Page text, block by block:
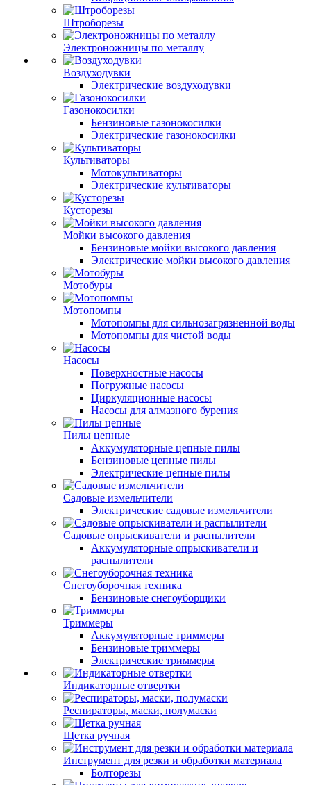
Штроборезы
Электроножницы по металлу
Воздуходувки
Электрические воздуходувки
Газонокосилки
Бензиновые газонокосилки
Электрические газонокосилки
Культиваторы
Мотокультиваторы
Электрические культиваторы
Кусторезы
Мойки высокого давления
Бензиновые мойки высокого давления
Электрические мойки высокого давления
Мотобуры
Мотопомпы
Мотопомпы для сильнозагрязненной воды
Мотопомпы для чистой воды
Насосы
Поверхностные насосы
Погружные насосы
Циркуляционные насосы
Насосы для алмазного бурения
Пилы цепные
Аккумуляторные цепные пилы
Бензиновые цепные пилы
Электрические цепные пилы
Садовые измельчители
Электрические садовые измельчители
Садовые опрыскиватели и распылители
Аккумуляторные опрыскиватели и
распылители
Снегоуборочная техника
Бензиновые снегоуборщики
Триммеры
Аккумуляторные триммеры
Бензиновые триммеры
Электрические триммеры
Индикаторные отвертки
Респираторы, маски, полумаски
Щетка ручная
Инструмент для резки и обработки материала
Болторезы